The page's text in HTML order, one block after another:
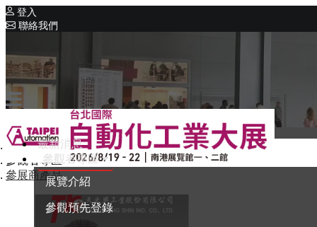
登入
聯絡我們
同期展覽
Intelligent Asia
系列展覽
Intelligent Asia Thailand
English
最新消息
參觀者專區
展覽介紹
參觀預先登錄
首頁
參觀者專區
參展商產品